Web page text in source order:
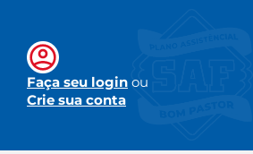
Faça seu login ou
Crie sua conta